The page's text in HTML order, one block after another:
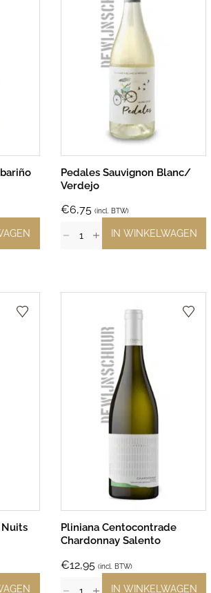
Pedales Sauvignon Blanc/
Verdejo
€6,75 (incl. BTW)
IN WINKELWAGEN
Pliniana Centocontrade
Chardonnay Salento
€12,95 (incl. BTW)
IN WINKELWAGEN